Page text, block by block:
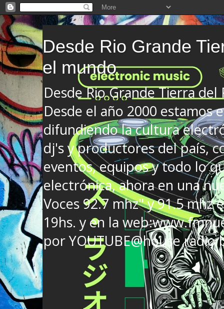
Desde Rio Grande
el mundo
Desde Rio Grande Tierra
Desde el año 2000 estamos
difundiendo la cultura
dj's y productores del país,
eventos, equipos y todo lo
electrónica, ahora en una
Voces 92.7 mhz" y 91.5 mhz
19hs. y en la
por YOUTUBE@house radio